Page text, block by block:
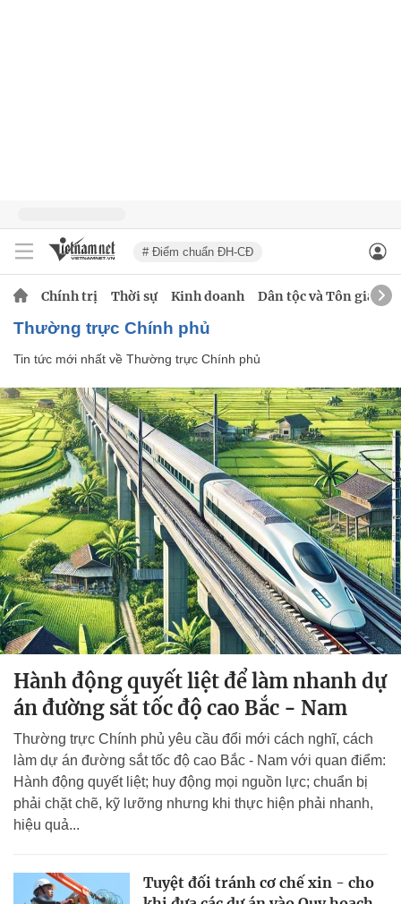
# Điểm chuẩn ĐH-CĐ
Chính trị Thời sự Kinh doanh Dân tộc và Tôn giáo
Thường trực Chính phủ
Tin tức mới nhất về Thường trực Chính phủ
Hành động quyết liệt để làm nhanh dự
án đường sắt tốc độ cao Bắc - Nam
Thường trực Chính phủ yêu cầu đổi mới cách nghĩ, cách
làm dự án đường sắt tốc độ cao Bắc - Nam với quan điểm:
Hành động quyết liệt; huy động mọi nguồn lực; chuẩn bị
phải chặt chẽ, kỹ lưỡng nhưng khi thực hiện phải nhanh,
hiệu quả...
Tuyệt đối tránh cơ chế xin - cho